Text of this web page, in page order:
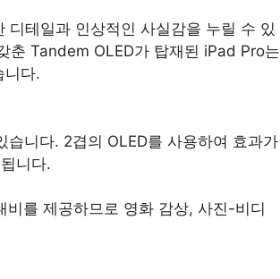
테일과 인상적인 사실감을 누릴 수 있
춘 Tandem OLED가 탑재된 iPad Pro는
니다.
니다. 2겹의 OLED를 사용하여 효과가
니다.
를 제공하므로 영화 감상, 사진-비디